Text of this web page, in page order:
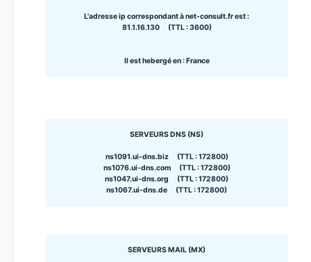
L'adresse ip correspondant à net-consult.fr est :
81.1.16.130 (TTL : 3600)
Il est hebergé en : France
SERVEURS DNS (NS)
ns1091.ui-dns.biz (TTL : 172800)
ns1076.ui-dns.com (TTL : 172800)
ns1047.ui-dns.org (TTL : 172800)
ns1067.ui-dns.de (TTL : 172800)
SERVEURS MAIL (MX)